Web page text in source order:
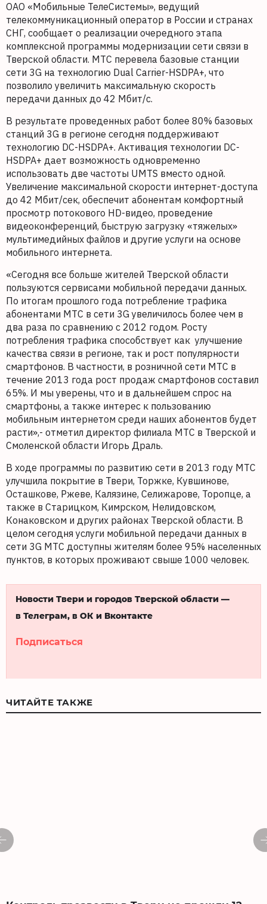
ОАО «Мобильные ТелеСистемы», ведущий
телекоммуникационный оператор в России и странах
СНГ, сообщает о реализации очередного этапа
комплексной программы модернизации сети связи в
Тверской области. МТС перевела базовые станции
сети 3G на технологию Dual Carrier-HSDPA+, что
позволило увеличить максимальную скорость
передачи данных до 42 Мбит/с.
В результате проведенных работ более 80% базовых
станций 3G в регионе сегодня поддерживают
технологию DC-HSDPA+. Активация технологии DC-
HSDPA+ дает возможность одновременно
использовать две частоты UMTS вместо одной.
Увеличение максимальной скорости интернет-доступа
до 42 Мбит/сек, обеспечит абонентам комфортный
просмотр потокового HD-видео, проведение
видеоконференций, быструю загрузку «тяжелых»
мультимедийных файлов и другие услуги на основе
мобильного интернета.
«Сегодня все больше жителей Тверской области
пользуются сервисами мобильной передачи данных.
По итогам прошлого года потребление трафика
абонентами МТС в сети 3G увеличилось более чем в
два раза по сравнению с 2012 годом. Росту
потребления трафика способствует как улучшение
качества связи в регионе, так и рост популярности
смартфонов. В частности, в розничной сети МТС в
течение 2013 года рост продаж смартфонов составил
65%. И мы уверены, что и в дальнейшем спрос на
смартфоны, а также интерес к пользованию
мобильным интернетом среди наших абонентов будет
расти»,- отметил директор филиала МТС в Тверской и
Смоленской области Игорь Драль.
В ходе программы по развитию сети в 2013 году МТС
улучшила покрытие в Твери, Торжке, Кувшинове,
Осташкове, Ржеве, Калязине, Селижарове, Торопце, а
также в Старицком, Кимрском, Нелидовском,
Конаковском и других районах Тверской области. В
целом сегодня услуги мобильной передачи данных в
сети 3G МТС доступны жителям более 95% населенных
пунктов, в которых проживают свыше 1000 человек.
Новости Твери и городов Тверской области —
в Телеграм, в ОК и Вконтакте
Подписаться
ЧИТАЙТЕ ТАКЖЕ